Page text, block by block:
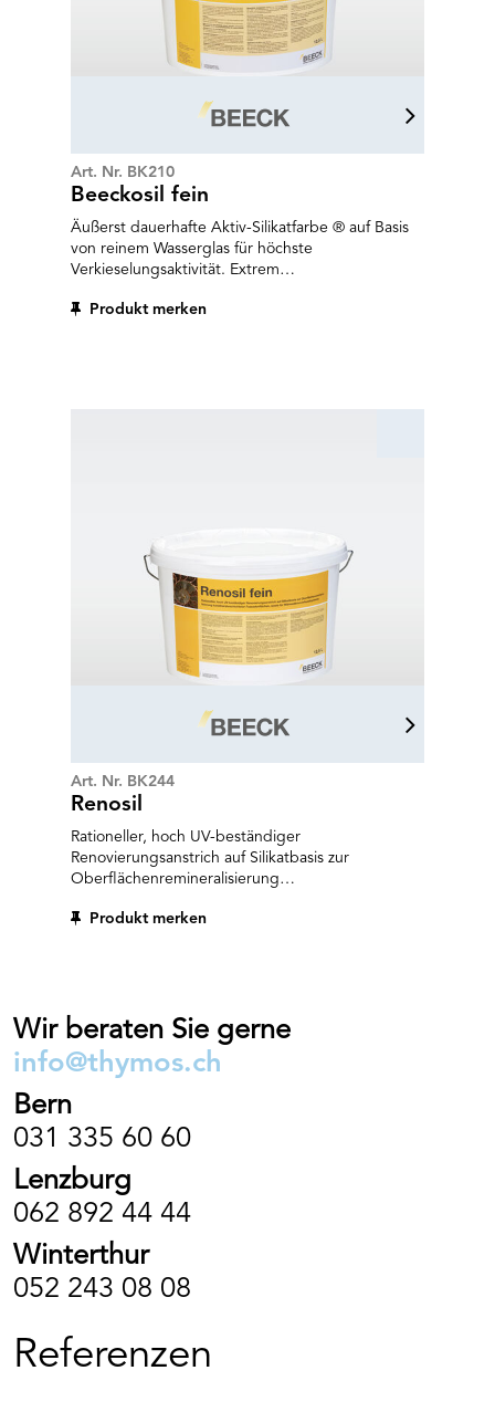
Art. Nr. BK210
Beeckosil fein
Äußerst dauerhafte Aktiv-Silikatfarbe ® auf Basis
von reinem Wasserglas für höchste
Verkieselungsaktivität. Extrem
beständig.
Produkt merken
Art. Nr. BK244
Renosil
Rationeller, hoch UV-beständiger
Renovierungsanstrich auf Silikatbasis zur
Oberflächenremineralisierung
Wärmedämmverbundsysteme (WDVS).
Produkt merken
Wir beraten Sie gerne
info@thymos.ch
Bern
031 335 60 60
Lenzburg
062 892 44 44
Winterthur
052 243 08 08
Referenzen